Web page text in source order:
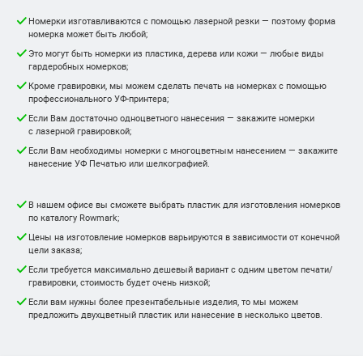
Номерки изготавливаются с помощью лазерной резки — поэтому форма
номерка может быть любой;
Это могут быть номерки из пластика, дерева или кожи — любые виды
гардеробных номерков;
Кроме гравировки, мы можем сделать печать на номерках с помощью
профессионального УФ-принтера;
Если Вам достаточно одноцветного нанесения — закажите номерки
с лазерной гравировкой;
Если Вам необходимы номерки с многоцветным нанесением — закажите
нанесение УФ Печатью или шелкографией.
В нашем офисе вы сможете выбрать пластик для изготовления номерков
по каталогу Rowmark;
Цены на изготовление номерков варьируются в зависимости от конечной
цели заказа;
Если требуется максимально дешевый вариант с одним цветом печати/
гравировки, стоимость будет очень низкой;
Если вам нужны более презентабельные изделия, то мы можем
предложить двухцветный пластик или нанесение в несколько цветов.